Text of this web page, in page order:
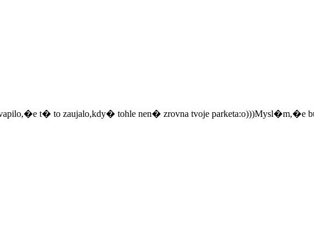
t� to zaujalo,kdy� tohle nen� zrovna tvoje